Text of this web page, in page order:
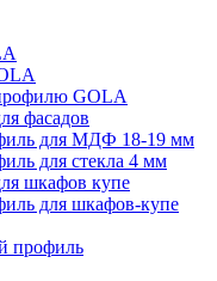
GOLA
фасадов
для МДФ 18-19 мм
для стекла 4 мм
шкафов купе
для шкафов-купе
профиль